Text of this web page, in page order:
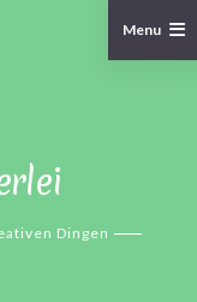
Dingen
Menu